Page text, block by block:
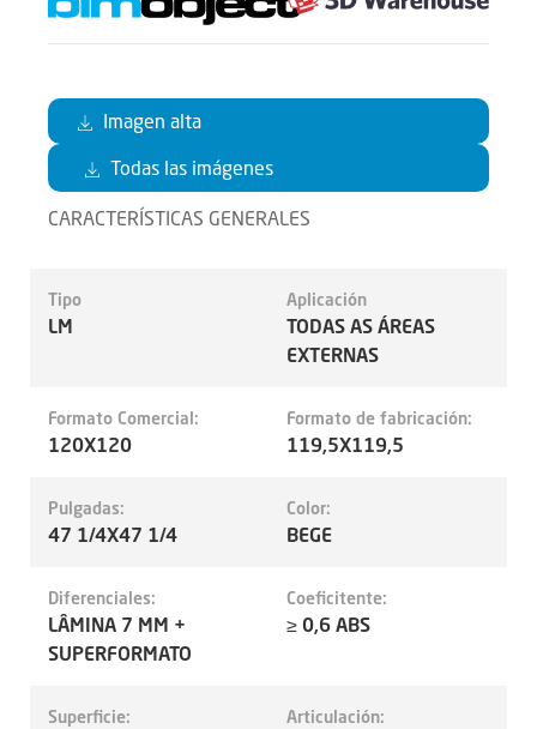
Imagen alta
Todas las imágenes
CARACTERÍSTICAS GENERALES
Tipo
LM
Aplicación
TODAS AS ÁREAS
EXTERNAS
Formato Comercial:
120X120
Formato de fabricación:
119,5X119,5
Pulgadas:
47 1/4X47 1/4
Color:
BEGE
Diferenciales:
LÂMINA 7 MM +
SUPERFORMATO
Coeficitente:
≥ 0,6 ABS
Superficie: Articulación: